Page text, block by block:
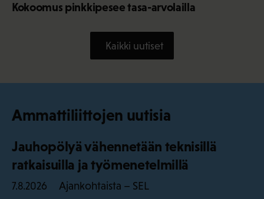
Kokoomus pinkkipesee tasa-arvolailla
Kaikki uutiset
Ammattiliittojen uutisia
Jauhopölyä vähennetään teknisillä
ratkaisuilla ja työmenetelmillä
7.8.2026 Ajankohtaista – SEL